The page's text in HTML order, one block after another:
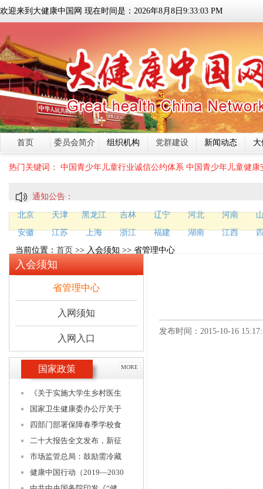
欢迎来到大健康中国网 现在时间是： 2026年8月 8 日 9:33:04 PM
首页 委员会简介 组织机构 党群建设 新闻动态
热门关键词： 中国青少年儿童行业诚信公约体系 中国青少年儿童健康
通知公告：
北京 天津 黑龙江 吉林 辽宁 河北 河南
安徽
江苏 上海 浙江 福建 湖南 江西
当前位置： 首页 >> 入会须知 >> 省管理中心
发布时间：2015-10-16
入会须知
省管理中心
入网须知
入网入口
国家政策 MORE
《关于实施大学生乡村医生
国家卫生健康委办公厅关于
四部门部署保障春季学校食
二十大报告全文发布，新征
市场监管总局：鼓励需冷藏
健康中国行动（2019—2030